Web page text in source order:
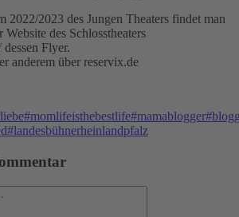
2022/2023 des Jungen Theaters findet man
des Schlosstheaters
dessen Flyer.
anderem über reservix.de
#momlifeisthebestlife#mamablogger
#landesbühnerheinlandpfalz